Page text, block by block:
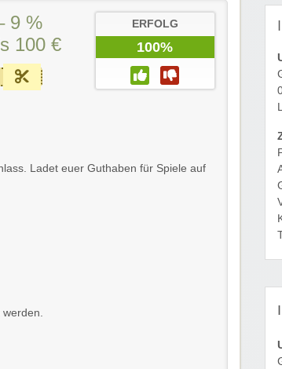
9 %
100 €
ERFOLG
100%
Ladet euer Guthaben für Spiele auf